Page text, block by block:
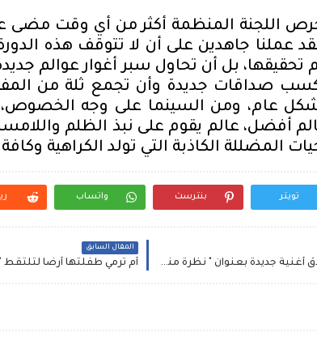
اللجنة المنظمة أكثر من أي وقت مضى
عملنا جاهدين على أن لا تتوقف هذه
تحقيقها، بل أن تحاول سبر أغوار عوالم
صداقات جديدة وأن تجمع ثلة من
عام، ومن السينما على وجه الخصوص،
أفضل، عالم يقوم على نبذ الظلم
المضللة الكاذبة التي تولد الكراهية
تويتر بنترست واتساب
عادل أصيل يستعد لإطلاق أغنية جديدة بعنوان " نظرة منك "‎
المقال السابق
أم ترمي طفلتها أرضًا